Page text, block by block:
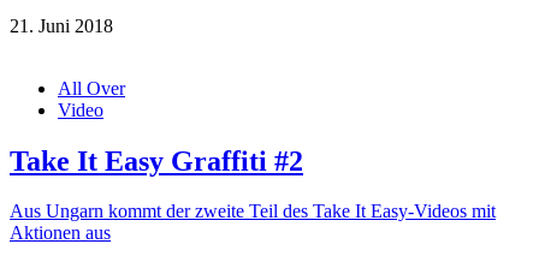
21. Juni 2018
All Over
Video
Take It Easy Graffiti #2
Aus Ungarn kommt der zweite Teil des Take It Easy-Videos mit
Aktionen aus